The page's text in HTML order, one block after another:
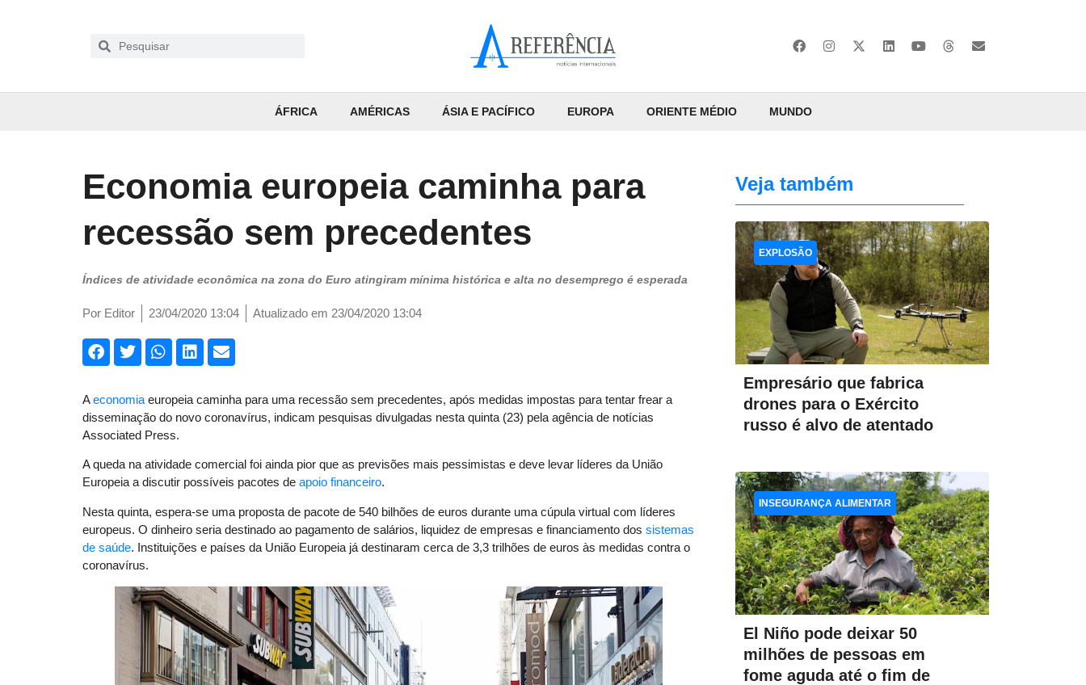
ÁFRICA AMÉRICAS ÁSIA E PACÍFICO EUROPA ORIENTE MÉDIO MUNDO
Economia europeia caminha para
recessão sem precedentes
Índices de atividade econômica na zona do Euro atingiram mínima histórica e alta no desemprego é esperada
Por Editor 23/04/2020 13:04 Atualizado em 23/04/2020 13:04
Aeconomia europeia caminha para uma recessão sem precedentes, após medidas impostas para tentar frear a
disseminação do novo coronavírus, indicam pesquisas divulgadas nesta quinta (23) pela agência de notícias
Associated Press.
A queda na atividade comercial foi ainda pior que as previsões mais pessimistas e deve levar líderes da União
Europeia a discutir possíveis pacotes de apoio financeiro.
Nesta quinta, espera-se uma proposta de pacote de 540 bilhões de euros durante uma cúpula virtual com líderes
europeus. O dinheiro seria destinado ao pagamento de salários, liquidez de empresas e financiamento dos sistemas
de saúde. Instituições e países da União Europeia já destinaram cerca de 3,3 trilhões de euros às medidas contra o
coronavírus.
Veja também
Empresário que fabrica
drones para o Exército
russo é alvo de atentado
EXPLOSÃO
El Niño pode deixar 50
milhões de pessoas em
fome aguda até o fim de
INSEGURANÇA ALIMENTAR